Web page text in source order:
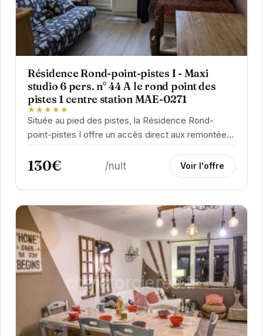
Résidence Rond-point-pistes I - Maxi
studio 6 pers. n° 44 A le rond point des
pistes 1 centre station MAE-0271
★★★★★
Située au pied des pistes, la Résidence Rond-
point-pistes I offre un accès direct aux remontées
mécaniques. Ce maxi studio pour 6 personnes
est...
130€ /nuit Voir l'offre